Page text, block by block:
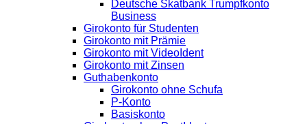
Deutsche Skatbank Trumpfkonto
Business
Girokonto für Studenten
Girokonto mit Prämie
Girokonto mit VideoIdent
Girokonto mit Zinsen
Guthabenkonto
Girokonto ohne Schufa
P-Konto
Basiskonto